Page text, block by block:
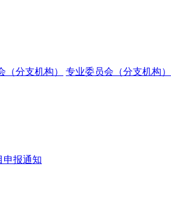
（分支机构）
专业委员会（分支机构）
申报通知